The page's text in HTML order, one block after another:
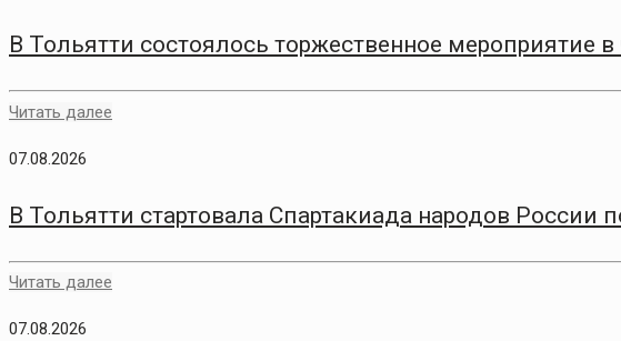
В Тольятти состоялось торжественное мероприятие
Читать далее
07.08.2026
В Тольятти стартовала Спартакиада народов России
Читать далее
07.08.2026